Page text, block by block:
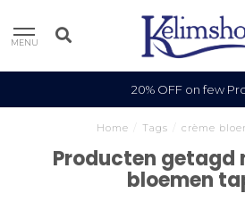
MENU
20% OFF on few
Home Tags crème
Producten getagd
bloemen